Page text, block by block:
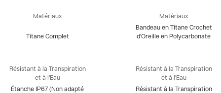
Matériaux
Titane Complet
Résistant à la Transpiration
et à l'Eau
Étanche IP67 (Non adapté
Matériaux
Bandeau en Titane Crochet
d'Oreille en Polycarbonate
Résistant à la Transpiration
et à l'Eau
Résistant à la Transpiration